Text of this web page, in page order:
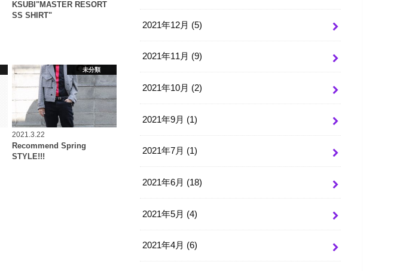
KSUBI"MASTER RESORT
SS SHIRT"
未分類
2021.3.22
Recommend Spring
STYLE!!!
2021年12月 (5)
2021年11月 (9)
2021年10月 (2)
2021年9月 (1)
2021年7月 (1)
2021年6月 (18)
2021年5月 (4)
2021年4月 (6)